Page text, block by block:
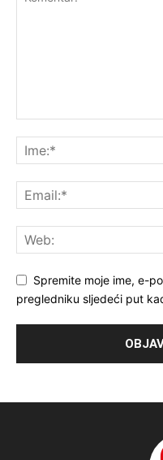
Spremite moje ime, e-
pregledniku sljedeći put